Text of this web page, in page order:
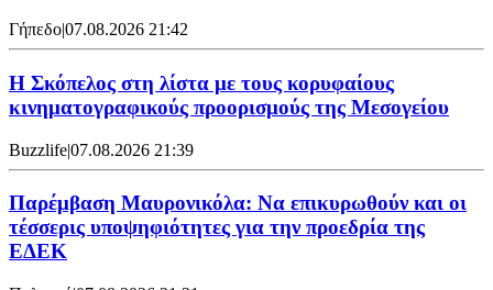
Γήπεδο|07.08.2026 21:42
Η Σκόπελος στη λίστα με τους κορυφαίους
κινηματογραφικούς προορισμούς της Μεσογείου
Buzzlife|07.08.2026 21:39
Παρέμβαση Μαυρονικόλα: Να επικυρωθούν και οι
τέσσερις υποψηφιότητες για την προεδρία της
ΕΔΕΚ